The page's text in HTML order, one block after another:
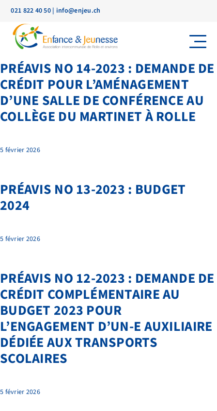
021 822 40 50 | info@enjeu.ch
PRÉAVIS NO 14-2023 : DEMANDE DE
CRÉDIT POUR L’AMÉNAGEMENT
D’UNE SALLE DE CONFÉRENCE AU
COLLÈGE DU MARTINET À ROLLE
5 février 2026
PRÉAVIS NO 13-2023 : BUDGET
2024
5 février 2026
PRÉAVIS NO 12-2023 : DEMANDE DE
CRÉDIT COMPLÉMENTAIRE AU
BUDGET 2023 POUR
L’ENGAGEMENT D’UN-E AUXILIAIRE
DÉDIÉE AUX TRANSPORTS
SCOLAIRES
5 février 2026